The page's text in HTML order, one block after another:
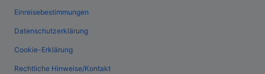
Einreisebestimmungen
Datenschutzerklärung
Cookie-Erklärung
Rechtliche Hinweise/Kontakt